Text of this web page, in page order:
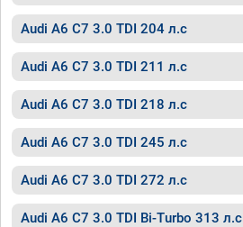
Audi A6 C7 3.0 TDI 204 л.с
Audi A6 C7 3.0 TDI 211 л.с
Audi A6 C7 3.0 TDI 218 л.с
Audi A6 C7 3.0 TDI 245 л.с
Audi A6 C7 3.0 TDI 272 л.с
Audi A6 C7 3.0 TDI Bi-Turbo 313 л.с